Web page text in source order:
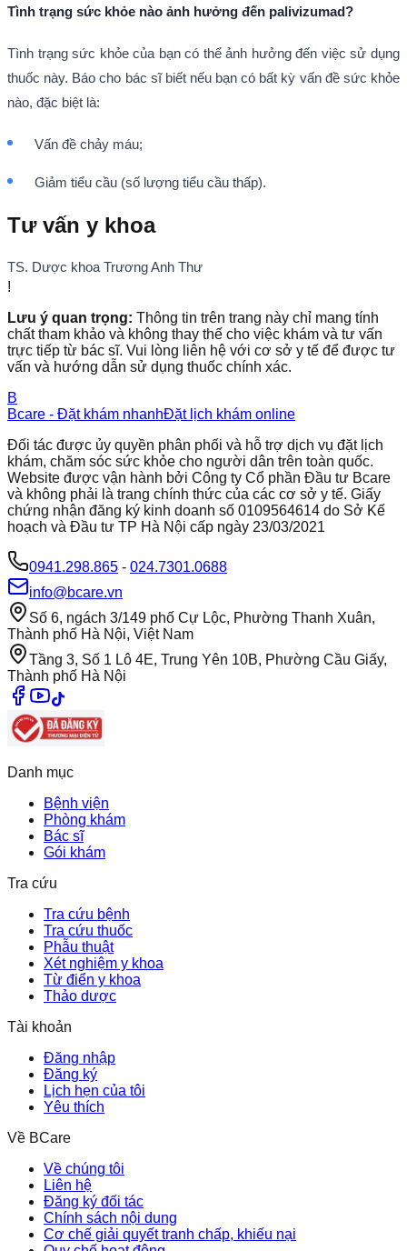
Tình trạng sức khỏe nào ảnh hưởng đến palivizumad?
Tình trạng sức khỏe của bạn có thể ảnh hưởng đến việc sử dụng
thuốc này. Báo cho bác sĩ biết nếu bạn có bất kỳ vấn đề sức khỏe
nào, đặc biệt là:
Vấn đề chảy máu;
Giảm tiểu cầu (số lượng tiểu cầu thấp).
Tư vấn y khoa
TS. Dược khoa Trương Anh Thư
!
Lưu ý quan trọng: Thông tin trên trang này chỉ mang tính
chất tham khảo và không thay thế cho việc khám và tư vấn
trực tiếp từ bác sĩ. Vui lòng liên hệ với cơ sở y tế để được tư
vấn và hướng dẫn sử dụng thuốc chính xác.
B
Bcare - Đặt khám nhanhĐặt lịch khám online
Đối tác được ủy quyền phân phối và hỗ trợ dịch vụ đặt lịch
khám, chăm sóc sức khỏe cho người dân trên toàn quốc.
Website được vận hành bởi Công ty Cổ phần Đầu tư Bcare
và không phải là trang chính thức của các cơ sở y tế. Giấy
chứng nhận đăng ký kinh doanh số 0109564614 do Sở Kế
hoạch và Đầu tư TP Hà Nội cấp ngày 23/03/2021
0941.298.865 - 024.7301.0688
info@bcare.vn
Số 6, ngách 3/149 phố Cự Lộc, Phường Thanh Xuân,
Thành phố Hà Nội, Việt Nam
Tầng 3, Số 1 Lô 4E, Trung Yên 10B, Phường Cầu Giấy,
Thành phố Hà Nội
Danh mục
Bệnh viện
Phòng khám
Bác sĩ
Gói khám
Tra cứu
Tra cứu bệnh
Tra cứu thuốc
Phẫu thuật
Xét nghiệm y khoa
Từ điển y khoa
Thảo dược
Tài khoản
Đăng nhập
Đăng ký
Lịch hẹn của tôi
Yêu thích
Về BCare
Về chúng tôi
Liên hệ
Đăng ký đối tác
Chính sách nội dung
Cơ chế giải quyết tranh chấp, khiếu nại